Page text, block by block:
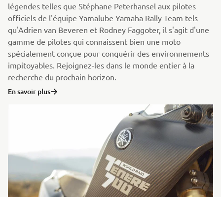
légendes telles que Stéphane Peterhansel aux pilotes
officiels de l'équipe Yamalube Yamaha Rally Team tels
qu'Adrien van Beveren et Rodney Faggoter, il s'agit d'une
gamme de pilotes qui connaissent bien une moto
spécialement conçue pour conquérir des environnements
impitoyables. Rejoignez-les dans le monde entier à la
recherche du prochain horizon.
En savoir plus